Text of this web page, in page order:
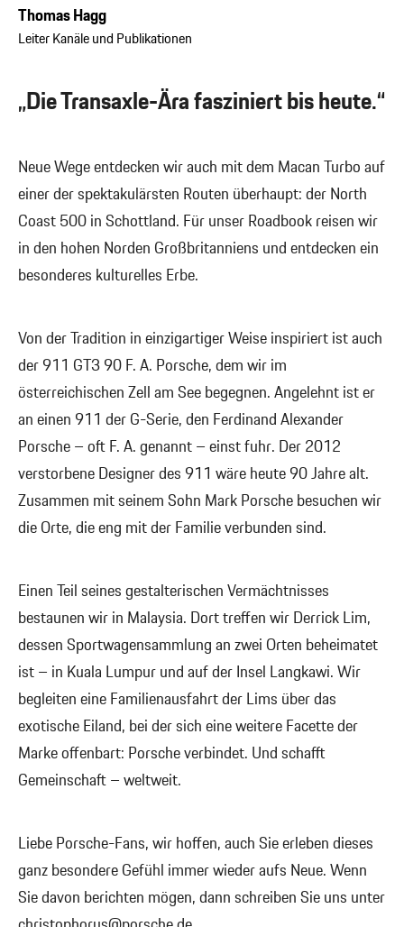
Thomas Hagg
Leiter Kanäle und Publikationen
„Die Transaxle-Ära fasziniert bis heute.“
Neue Wege entdecken wir auch mit dem Macan Turbo auf
einer der spektakulärsten Routen überhaupt: der North
Coast 500 in Schottland. Für unser Roadbook reisen wir
in den hohen Norden Großbritanniens und entdecken ein
besonderes kulturelles Erbe.
Von der Tradition in einzigartiger Weise inspiriert ist auch
der 911 GT3 90 F. A. Porsche, dem wir im
österreichischen Zell am See begegnen. Angelehnt ist er
an einen 911 der G-Serie, den Ferdinand Alexander
Porsche – oft F. A. genannt – einst fuhr. Der 2012
verstorbene Designer des 911 wäre heute 90 Jahre alt.
Zusammen mit seinem Sohn Mark Porsche besuchen wir
die Orte, die eng mit der Familie verbunden sind.
Einen Teil seines gestalterischen Vermächtnisses
bestaunen wir in Malaysia. Dort treffen wir Derrick Lim,
dessen Sportwagensammlung an zwei Orten beheimatet
ist – in Kuala Lumpur und auf der Insel Langkawi. Wir
begleiten eine Familienausfahrt der Lims über das
exotische Eiland, bei der sich eine weitere Facette der
Marke offenbart: Porsche verbindet. Und schafft
Gemeinschaft – weltweit.
Liebe Porsche-Fans, wir hoffen, auch Sie erleben dieses
ganz besondere Gefühl immer wieder aufs Neue. Wenn
Sie davon berichten mögen, dann schreiben Sie uns unter